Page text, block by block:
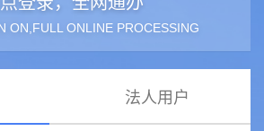
ON,FULL ONLINE PROCESSING
法人用户